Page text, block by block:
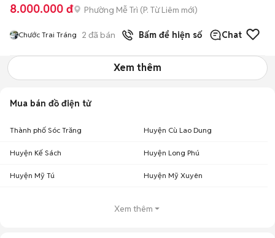
8.000.000 đ Phường Mễ Trì (P. Từ Liêm mới)
Chước Trai Tráng 2 đã bán Bấm để hiện số Chat
Xem thêm
Mua bán đồ điện tử
Thành phố Sóc Trăng Huyện Cù Lao Dung
Huyện Kế Sách Huyện Long Phú
Huyện Mỹ Tú Huyện Mỹ Xuyên
Xem thêm